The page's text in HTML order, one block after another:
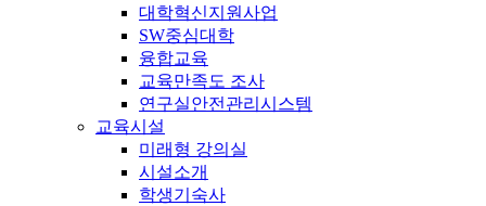
대학혁신지원사업
SW중심대학
융합교육
교육만족도 조사
연구실안전관리시스템
교육시설
미래형 강의실
시설소개
학생기숙사